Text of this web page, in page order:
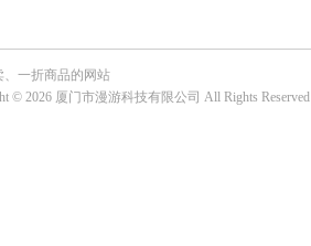
、一折商品的网站
© 2026 厦门市漫游科技有限公司 All Rights Reserved